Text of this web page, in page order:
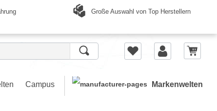
Große Auswahl von Top Herstellern
Campus Markenwelten